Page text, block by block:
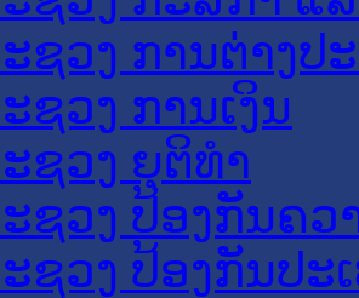
ຊວງ ການຕ່າງປ
ຊວງ ການເງິນ
ຊວງ ຍຸຕິທໍາ
ຊວງ ປ້ອງກັນຄວ
ຊວງ ປ້ອງກັນປະ